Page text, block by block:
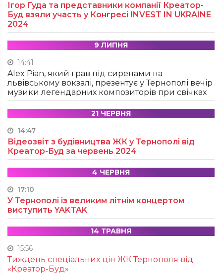
Ігор Гуда та представники компанії Креатор-
Буд взяли участь у Конгресі INVEST IN UKRAINE
2024
9 ЛИПНЯ
14:41
Alex Pian, який грав під сиренами на
львівському вокзалі, презентує у Тернополі вечір
музики легендарних композиторів при свічках
21 ЧЕРВНЯ
14:47
Відеозвіт з будівництва ЖК у Тернополі від
Креатор-Буд за червень 2024
4 ЧЕРВНЯ
17:10
У Тернополі із великим літнім концертом
виступить YAKTAK
14 ТРАВНЯ
15:56
Тиждень спеціальних цін ЖК Тернополя від
«Креатор-Буд»